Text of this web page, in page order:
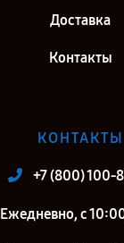
Доставка
Контакты
КОНТАКТЫ
+7 (800) 100-
Ежедневно, с